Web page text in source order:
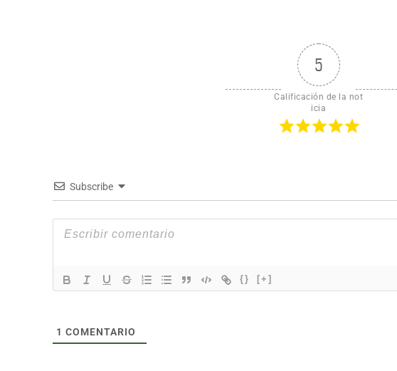
5
Calificación de la not
icia
Subscribe
{} [+]
1 COMENTARIO